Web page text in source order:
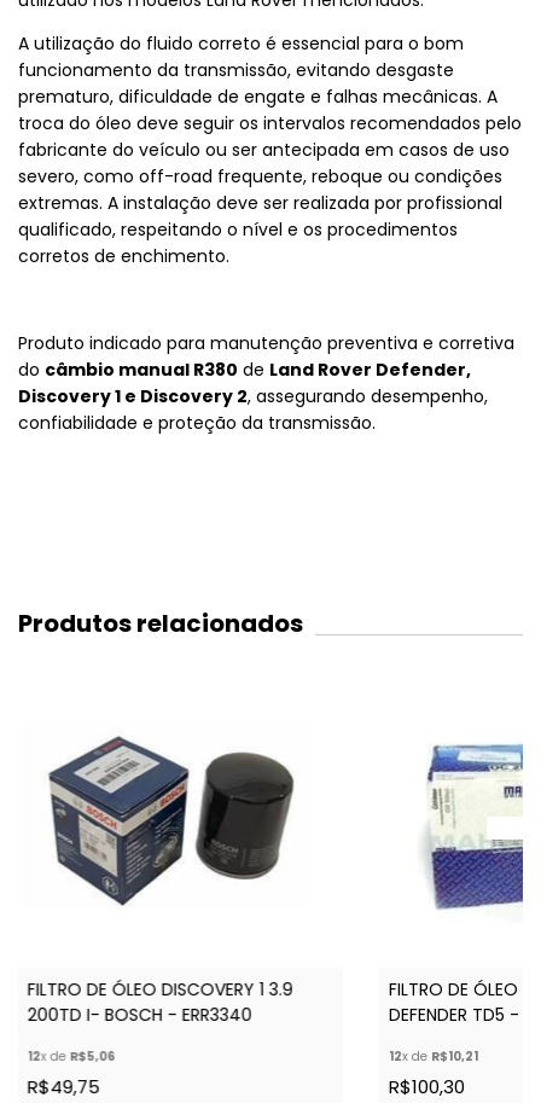
A utilização do fluido correto é essencial para o bom
funcionamento da transmissão, evitando desgaste
prematuro, dificuldade de engate e falhas mecânicas. A
troca do óleo deve seguir os intervalos recomendados pelo
fabricante do veículo ou ser antecipada em casos de uso
severo, como off-road frequente, reboque ou condições
extremas. A instalação deve ser realizada por profissional
qualificado, respeitando o nível e os procedimentos
corretos de enchimento.
Produto indicado para manutenção preventiva e corretiva
do câmbio manual R380 de Land Rover Defender,
Discovery 1 e Discovery 2, assegurando desempenho,
confiabilidade e proteção da transmissão.
Produtos relacionados
FILTRO DE ÓLEO DISCOVERY 1 3.9
200TD I- BOSCH - ERR3340
12x de R$5,06
R$49,75
FILTRO DE ÓLEO
DEFENDER TD5 -
12x de R$10,21
R$100,30